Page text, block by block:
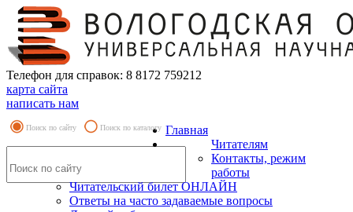
Телефон для справок: 8 8172 759212
карта сайта
написать нам
Поиск по сайту Поиск по каталогу Главная
Читателям
Контакты, режим
работы
Читательский билет ОНЛАЙН
Ответы на часто задаваемые вопросы